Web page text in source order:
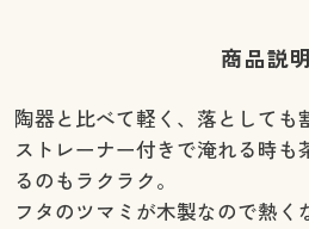
商品説明
陶器と比べて軽く、落としても
ストレーナー付きで淹れる時も
るのもラクラク。
フタのツマミが木製なので熱く